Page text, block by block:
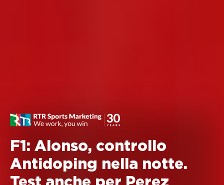
F1: Alonso, controllo
Antidoping nella notte.